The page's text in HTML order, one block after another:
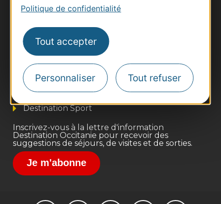
Politique de confidentialité
Tout accepter
Personnaliser Tout refuser
Thermalisme
Business/Mice
Pros d'Occitanie
Site presse et d'influence
Voyagistes
Destination Sport
Inscrivez-vous à la lettre d'information
Destination Occitanie pour recevoir des
suggestions de séjours, de visites et de sorties.
Je m'abonne